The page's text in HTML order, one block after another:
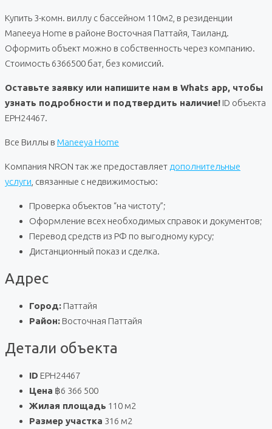
Купить 3-комн. виллу с бассейном 110м2, в резиденции
Maneeya Home в районе Восточная Паттайя, Таиланд.
Оформить объект можно в собственность через компанию.
Стоимость 6366500 бат, без комиссий.
Оставьте заявку или напишите нам в Whats app, чтобы
узнать подробности и подтвердить наличие! ID объекта
EPH24467.
Все Виллы в Maneeya Home
Компания NRON так же предоставляет дополнительные
услуги , связанные с недвижимостью:
Проверка объектов “на чистоту”;
Оформление всех необходимых справок и документов;
Перевод средств из РФ по выгодному курсу;
Дистанционный показ и сделка.
Адрес
Город: Паттайя
Район: Восточная Паттайя
Детали объекта
ID EPH24467
Цена ฿6 366 500
Жилая площадь 110 м2
Размер участка 316 м2